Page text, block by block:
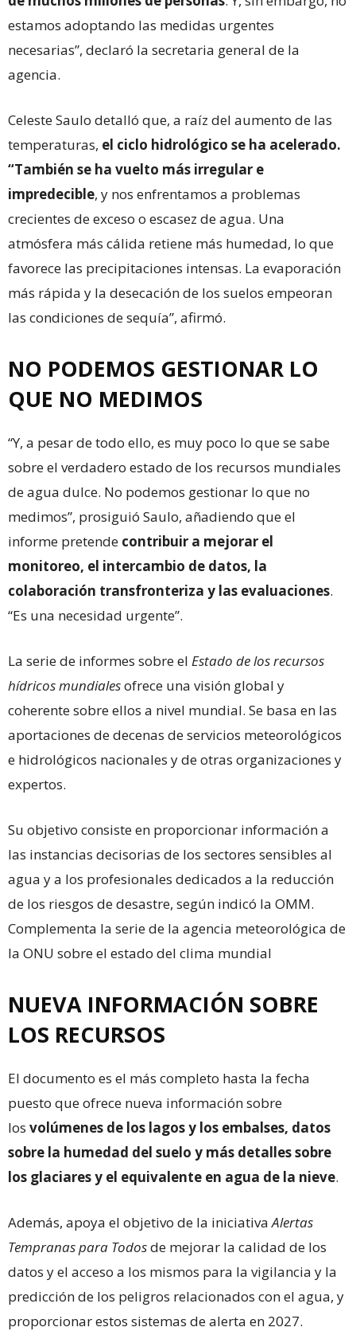
estamos adoptando las medidas urgentes
necesarias”, declaró la secretaria general de la
agencia.
Celeste Saulo detalló que, a raíz del aumento de las
temperaturas, el ciclo hidrológico se ha acelerado.
“También se ha vuelto más irregular e
impredecible, y nos enfrentamos a problemas
crecientes de exceso o escasez de agua. Una
atmósfera más cálida retiene más humedad, lo que
favorece las precipitaciones intensas. La evaporación
más rápida y la desecación de los suelos empeoran
las condiciones de sequía”, afirmó.
NO PODEMOS GESTIONAR LO
QUE NO MEDIMOS
“Y, a pesar de todo ello, es muy poco lo que se sabe
sobre el verdadero estado de los recursos mundiales
de agua dulce. No podemos gestionar lo que no
medimos”, prosiguió Saulo, añadiendo que el
informe pretende contribuir a mejorar el
monitoreo, el intercambio de datos, la
colaboración transfronteriza y las evaluaciones.
“Es una necesidad urgente”.
La serie de informes sobre el Estado de los recursos
hídricos mundialesofrece una visión global y
coherente sobre ellos a nivel mundial. Se basa en las
aportaciones de decenas de servicios meteorológicos
e hidrológicos nacionales y de otras organizaciones y
expertos.
Su objetivo consiste en proporcionar información a
las instancias decisorias de los sectores sensibles al
agua y a los profesionales dedicados a la reducción
de los riesgos de desastre, según indicó la OMM.
Complementa la serie de la agencia meteorológica de
la ONU sobre el estado del clima mundial
NUEVA INFORMACIÓN SOBRE
LOS RECURSOS
El documento es el más completo hasta la fecha
puesto que ofrece nueva información sobre
los volúmenes de los lagos y los embalses, datos
sobre la humedad del suelo y más detalles sobre
los glaciares y el equivalente en agua de la nieve.
Además, apoya el objetivo de la iniciativaAlertas
Tempranas para Todosde mejorar la calidad de los
datos y el acceso a los mismos para la vigilancia y la
predicción de los peligros relacionados con el agua, y
proporcionar estos sistemas de alerta en 2027.